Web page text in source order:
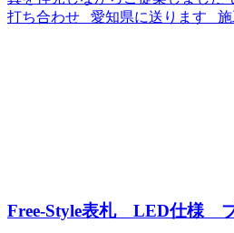
打ち合わせ 愛知県に送ります
Free-Style表札 LED仕様